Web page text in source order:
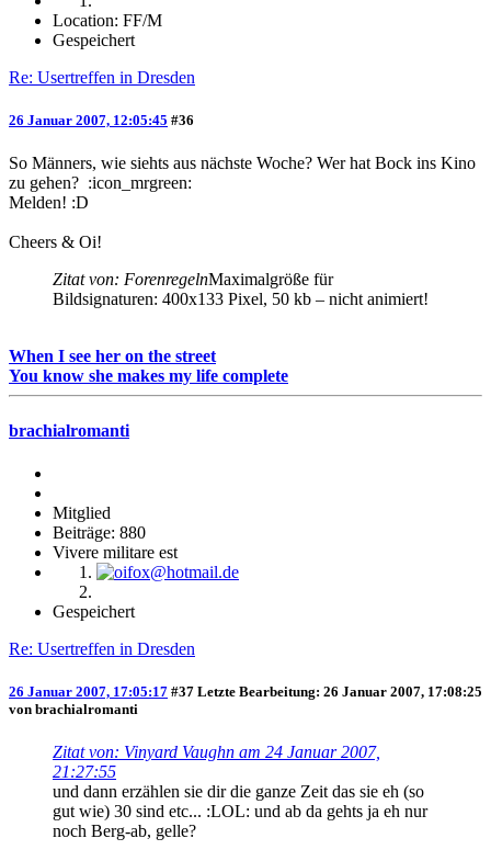
Location: FF/M
Gespeichert
Re: Usertreffen in Dresden
26 Januar 2007, 12:05:45 #36
So Männers, wie siehts aus nächste Woche? Wer hat Bock ins Kino
zu gehen? :icon_mrgreen:
Melden! :D
Cheers & Oi!
Zitat von: ForenregelnMaximalgröße für
Bildsignaturen: 400x133 Pixel, 50 kb – nicht animiert!
When I see her on the street
You know she makes my life complete
brachialromanti
Mitglied
Beiträge: 880
Vivere militare est
Gespeichert
Re: Usertreffen in Dresden
26 Januar 2007, 17:05:17 #37 Letzte Bearbeitung: 26 Januar 2007, 17:08:25
von brachialromanti
Zitat von: Vinyard Vaughn am 24 Januar 2007,
21:27:55
und dann erzählen sie dir die ganze Zeit das sie eh (so
gut wie) 30 sind etc... :LOL: und ab da gehts ja eh nur
noch Berg-ab, gelle?